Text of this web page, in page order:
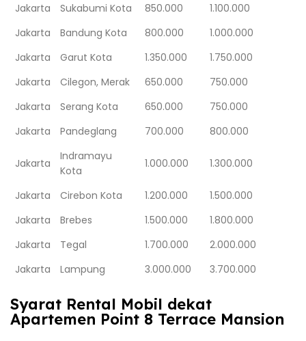
Jakarta
Sukabumi Kota 850.000
1.100.000
Jakarta
Bandung Kota 800.000
1.000.000
Jakarta
Garut Kota 1.350.000
1.750.000
Jakarta
Cilegon, Merak 650.000
750.000
Jakarta
Serang Kota 650.000
750.000
Jakarta
Pandeglang 700.000 800.000
Jakarta
Indramayu
Kota
1.000.000 1.300.000
Jakarta Cirebon Kota 1.200.000
1.500.000
Jakarta
Brebes 1.500.000
1.800.000
Jakarta
Tegal 1.700.000
2.000.000
Jakarta
Lampung 3.000.000 3.700.000
Syarat Rental Mobil dekat
Apartemen Point 8 Terrace Mansion